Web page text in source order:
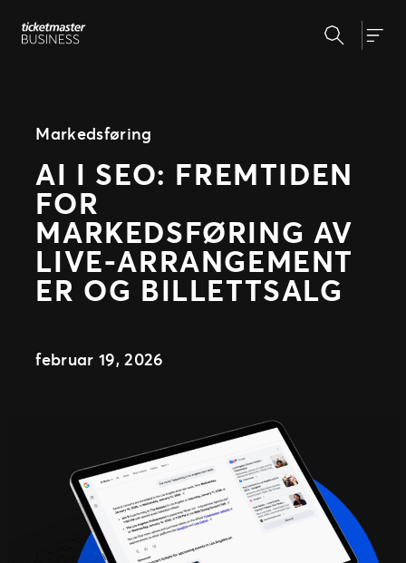
Hopp
tilVåre løsninger
På arrangementet
Vårt partnernetterk
Kundereisen
Om oss
Vår historie
Vårt team
Våre kunder
Ekspertise
Presse & media
Søk
Markedsføring
AI I SEO: FREMTIDEN
FOR
MARKEDSFØRING AV
LIVE‑ARRANGEMENT
ER OG BILLETTSALG
februar 19, 2026